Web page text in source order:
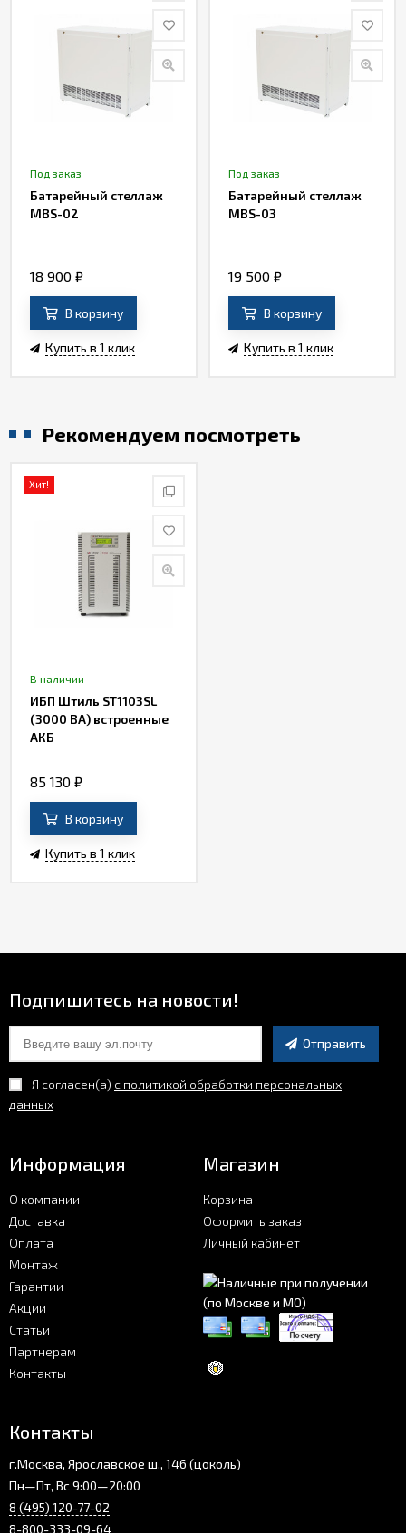
Под заказ
Батарейный стеллаж
MBS-02
18 900 ₽
В корзину
Купить в 1 клик
Под заказ
Батарейный стеллаж
MBS-03
19 500 ₽
В корзину
Купить в 1 клик
Рекомендуем посмотреть
Хит!
В наличии
ИБП Штиль ST1103SL
(3000 ВА) встроенные
АКБ
85 130 ₽
В корзину
Купить в 1 клик
Подпишитесь на новости!
Отправить
Я согласен(a) с политикой обработки персональных
данных
Информация
О компании
Доставка
Оплата
Монтаж
Гарантии
Акции
Статьи
Партнерам
Контакты
Магазин
Корзина
Оформить заказ
Личный кабинет
Контакты
г.Москва, Ярославское ш., 146 (цоколь)
Пн—Пт, Вс 9:00—20:00
8 (495) 120-77-02
8-800-333-09-64